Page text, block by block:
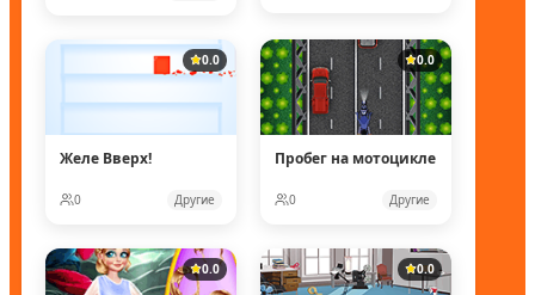
0.0
Желе Вверх!
0 Другие
0.0
Пробег на мотоцикле
0 Другие
0.0 0.0